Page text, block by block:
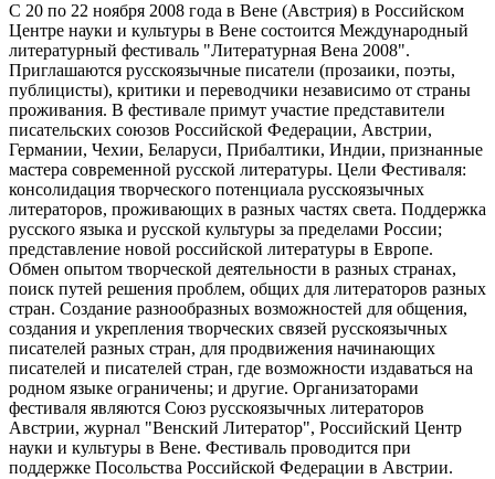
С 20 по 22 ноября 2008 года в Вене (Австрия) в Российском
Центре науки и культуры в Вене состоится Международный
литературный фестиваль "Литературная Вена 2008".
Приглашаются русскоязычные писатели (прозаики, поэты,
публицисты), критики и переводчики независимо от страны
проживания. В фестивале примут участие представители
писательских союзов Российской Федерации, Австрии,
Германии, Чехии, Беларуси, Прибалтики, Индии, признанные
мастера современной русской литературы. Цели Фестиваля:
консолидация творческого потенциала русскоязычных
литераторов, проживающих в разных частях света. Поддержка
русского языка и русской культуры за пределами России;
представление новой российской литературы в Европе.
Обмен опытом творческой деятельности в разных странах,
поиск путей решения проблем, общих для литераторов разных
стран. Создание разнообразных возможностей для общения,
создания и укрепления творческих связей русскоязычных
писателей разных стран, для продвижения начинающих
писателей и писателей стран, где возможности издаваться на
родном языке ограничены; и другие. Организаторами
фестиваля являются Союз русскоязычных литераторов
Австрии, журнал "Венский Литератор", Российский Центр
науки и культуры в Вене. Фестиваль проводится при
поддержке Посольства Российской Федерации в Австрии.